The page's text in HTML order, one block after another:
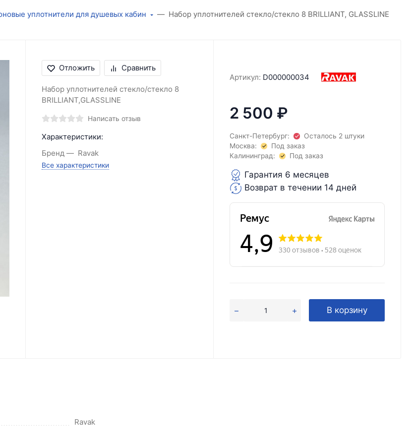
уплотнители для душевых кабин Набор уплотнителей стекло/стекло 8 BRILLIANT, GLASSLINE
Отложить Сравнить
Набор уплотнителей стекло/стекло 8
BRILLIANT,GLASSLINE
Написать отзыв
Характеристики:
Бренд
Ravak
Все характеристики
Артикул: D000000034
2 500 ₽
Санкт-Петербург:
Осталось 2 штуки
Москва:
Под заказ
Калининград:
Под заказ
Гарантия 6 месяцев
Возврат в течении 14 дней
В корзину
Ravak